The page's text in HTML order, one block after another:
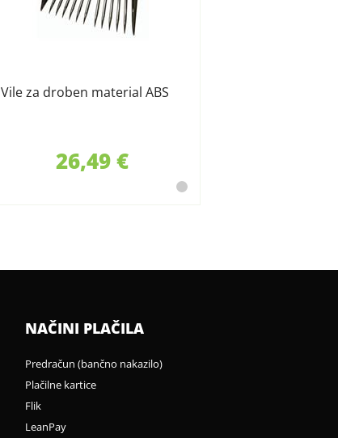
Vile za droben material ABS
26,49 €
NAČINI PLAČILA
Predračun (bančno nakazilo)
Plačilne kartice
Flik
LeanPay